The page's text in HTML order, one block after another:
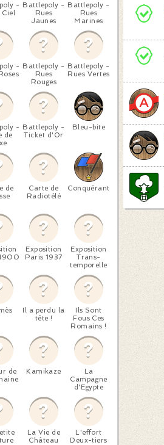
-
Ciel
Battlepoly -
Rues
Jaunes
Battlepoly -
Rues
Marines
- Battlepoly -
Rues
Rouges
Battlepoly -
Rues Vertes
-
de
Battlepoly -
Ticket d'Or
Bleu-bite
de
Carte de
Radiotélé
Conquérant
Exposition
Paris 1937
Exposition
Trans-
temporelle
Il a perdu la
tête !
Ils Sont
Fous Ces
Romains !
de
Kamikaze
La
Campagne
d'Egypte
La Vie de
Château
L'effort
Deux-tiers